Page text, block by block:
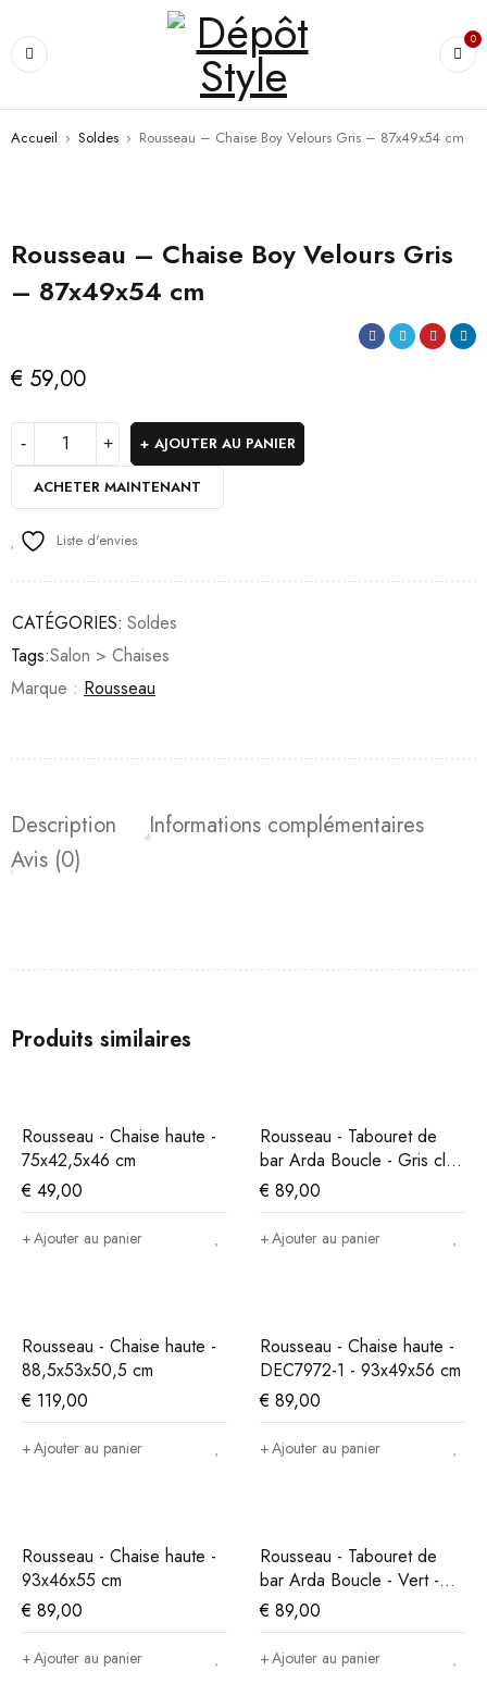
0
Accueil › Soldes › Rousseau – Chaise Boy Velours Gris – 87x49x54 cm
Rousseau – Chaise Boy Velours Gris
– 87x49x54 cm
€ 59,00
AJOUTER AU PANIER
ACHETER MAINTENANT
Liste d'envies
CATÉGORIES: Soldes
Tags:Salon > Chaises
Marque : Rousseau
Description
Informations complémentaires
Avis (0)
Produits similaires
Rousseau - Chaise haute -
75x42,5x46 cm
€ 49,00
Ajouter au panier
Rousseau - Tabouret de
bar Arda Boucle - Gris clair
- 86x49x46 cm
€ 89,00
Ajouter au panier
Rousseau - Chaise haute -
88,5x53x50,5 cm
€ 119,00
Ajouter au panier
Rousseau - Chaise haute -
DEC7972-1 - 93x49x56 cm
€ 89,00
Ajouter au panier
Rousseau - Chaise haute -
93x46x55 cm
€ 89,00
Ajouter au panier
Rousseau - Tabouret de
bar Arda Boucle - Vert -
86x49x46 cm
€ 89,00
Ajouter au panier